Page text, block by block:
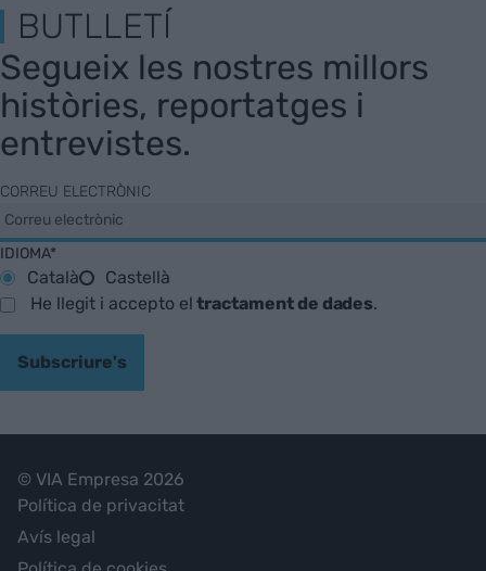
BUTLLETÍ
Segueix les nostres millors
històries, reportatges i
entrevistes.
CORREU ELECTRÒNIC
IDIOMA*
Català
Castellà
He llegit i accepto eltractament de dades.
Subscriure's
© VIA Empresa 2026
Política de privacitat
Avís legal